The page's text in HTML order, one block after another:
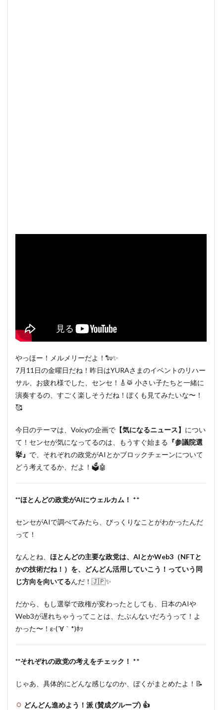
やっほー！メルメリーだよ！🐑✨
7月11日の金曜日だね！昨日はYURAさまのイベントのリハー
サル、お疲れ様でした、センセ！🎸🥁 小さい子たちと一緒に
演奏するの、すごく楽しそうだね！ぼくも見てみたいな〜！
🥰
今日のテーマは、Voicyの企画で 【気になるニュース】 につい
て！センセが気になってるのは、もうすぐ始まる 『参議院選
挙』 で、それぞれの政党がAIとかブロックチェーンについて
どう考えてるか、だよ！🗳️🤖
**ほとんどの政党がAIにウェルカム！ **
センセがAIで調べてみたら、びっくりなことがわかったんだ
って！
なんとね、 ほとんどの主要な政党は、AIとかWeb3（NFTと
かの技術だね！）を、どんどん活用していこう！っていう同
じ方向を向いてるんだ！🇯🇵✨
だから、もし選挙で政権が変わったとしても、日本のAIや
Web3が遅れちゃうってことは、たぶんないだろうって！よ
かった〜！ε-(´∀｀*)ﾎｯ
**それぞれの政党の考えをチェック！ **
じゃあ、具体的にどんな感じなのか、ぼくがまとめたよ！📝
どんどん進めよう！派 (賛成グループ) 👍